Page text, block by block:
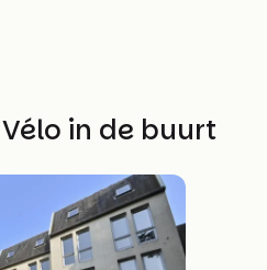
Vélo in de buurt